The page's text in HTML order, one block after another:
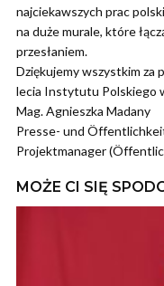
najciekawszych prac
na duże murale, które
przesłaniem.
Dziękujemy wszystkim za
lecia Instytutu Polskiego
Mag. Agnieszka Madany
Presse- und
Projektmanager
MOŻE CI SIĘ